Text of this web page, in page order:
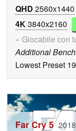
QHD 2560x1440
4K3840x2160
» Giocabile con
Additional
Lowest Preset
Far Cry 5 2018